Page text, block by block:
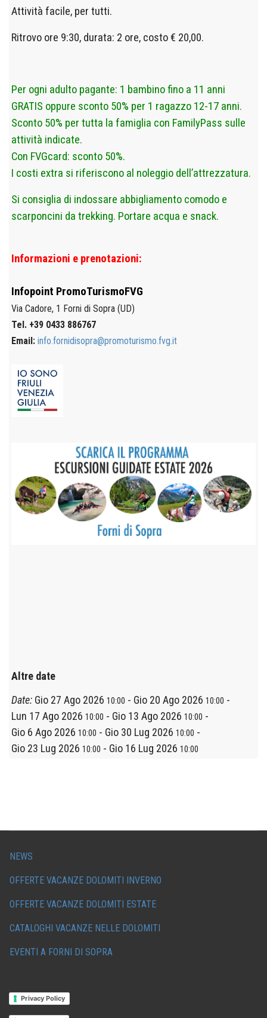
Attività facile, per tutti.
Ritrovo ore 9:30, durata: 2 ore, costo € 20,00.
Per ogni adulto pagante: 1 bambino fino a 11 anni
GRATIS oppure sconto 50% per 1 ragazzo 12-17 anni.
Sconto 50% per tutta la famiglia con FamilyPass sulle
attività indicate.
Con FVGcard: sconto 50%.
I costi extra si riferiscono al noleggio dell’attrezzatura.
Si consiglia di indossare abbigliamento comodo e
scarponcini da trekking. Portare acqua e snack.
Informazioni e prenotazioni:
Infopoint PromoTurismoFVG
Via Cadore, 1 Forni di Sopra (UD)
Tel. +39 0433 886767
Email:info.fornidisopra@promoturismo.fvg.it
Altre date
Date: Gio 27 Ago 202610:00 - Gio 20 Ago 202610:00 -
Lun 17 Ago 202610:00 - Gio 13 Ago 202610:00 -
Gio 6 Ago 202610:00 - Gio 30 Lug 202610:00 -
Gio 23 Lug 202610:00 - Gio 16 Lug 202610:00
NEWS
OFFERTE VACANZE DOLOMITI INVERNO
OFFERTE VACANZE DOLOMITI ESTATE
CATALOGHI VACANZE NELLE DOLOMITI
EVENTI A FORNI DI SOPRA
Privacy Policy